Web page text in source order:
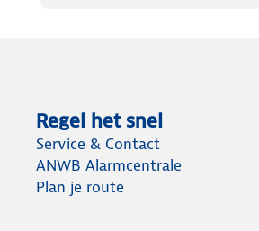
Regel het snel
Service & Contact
ANWB Alarmcentrale
Plan je route